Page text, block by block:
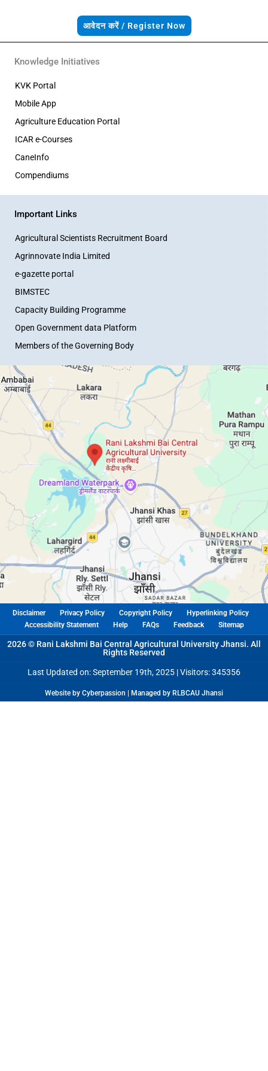
आवेदन करें / Register Now
Knowledge Initiatives
KVK Portal
Mobile App
Agriculture Education Portal
ICAR e-Courses
CaneInfo
Compendiums
Important Links
Agricultural Scientists Recruitment Board
Agrinnovate India Limited
e-gazette portal
BIMSTEC
Capacity Building Programme
Open Government data Platform
Members of the Governing Body
Disclaimer Privacy Policy Copyright Policy
Hyperlinking Policy
Accessibility Statement
Help FAQs Feedback Sitemap
2026 © Rani Lakshmi Bai Central Agricultural University Jhansi. All
Rights Reserved
Last Updated on: September 19th, 2025 |Visitors: 345356
Website by Cyberpassion | Managed by RLBCAU Jhansi